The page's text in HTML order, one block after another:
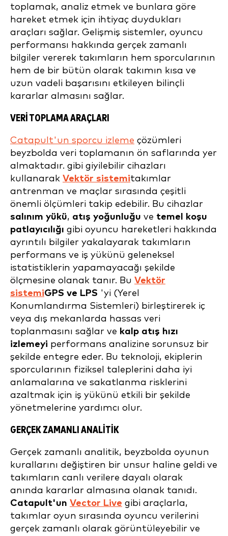
toplamak, analiz etmek ve bunlara göre
hareket etmek için ihtiyaç duydukları
araçları sağlar. Gelişmiş sistemler, oyuncu
performansı hakkında gerçek zamanlı
bilgiler vererek takımların hem sporcularının
hem de bir bütün olarak takımın kısa ve
uzun vadeli başarısını etkileyen bilinçli
kararlar almasını sağlar.
VERI TOPLAMA ARAÇLARI
Catapult'un sporcu izleme çözümleri
beyzbolda veri toplamanın ön saflarında yer
almaktadır. gibi giyilebilir cihazları
kullanarak Vektör sistemitakımlar
antrenman ve maçlar sırasında çeşitli
önemli ölçümleri takip edebilir. Bu cihazlar
salınım yükü, atış yoğunluğu ve temel koşu
patlayıcılığı gibi oyuncu hareketleri hakkında
ayrıntılı bilgiler yakalayarak takımların
performans ve iş yükünü geleneksel
istatistiklerin yapamayacağı şekilde
ölçmesine olanak tanır. Bu Vektör
sistemiGPS ve LPS 'yi (Yerel
Konumlandırma Sistemleri) birleştirerek iç
veya dış mekanlarda hassas veri
toplanmasını sağlar ve kalp atış hızı
izlemeyi performans analizine sorunsuz bir
şekilde entegre eder. Bu teknoloji, ekiplerin
sporcularının fiziksel taleplerini daha iyi
anlamalarına ve sakatlanma risklerini
azaltmak için iş yükünü etkili bir şekilde
yönetmelerine yardımcı olur.
GERÇEK ZAMANLI ANALITIK
Gerçek zamanlı analitik, beyzbolda oyunun
kurallarını değiştiren bir unsur haline geldi ve
takımların canlı verilere dayalı olarak
anında kararlar almasına olanak tanıdı.
Catapult'un Vector Live gibi araçlarla,
takımlar oyun sırasında oyuncu verilerini
gerçek zamanlı olarak görüntüleyebilir ve